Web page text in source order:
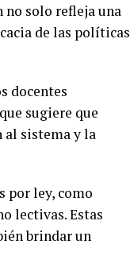
no solo refleja una
de las políticas
docentes
sugiere que
al sistema y la
por ley, como
lectivas. Estas
brindar un